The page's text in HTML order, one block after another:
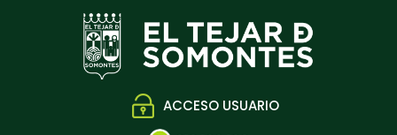
ACCESO USUARIO